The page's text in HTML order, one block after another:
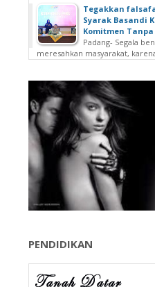
Tegakkan
Syarak Basandi
Komitmen
Padang- Segala
meresahkan masyarakat,
PENDIDIKAN